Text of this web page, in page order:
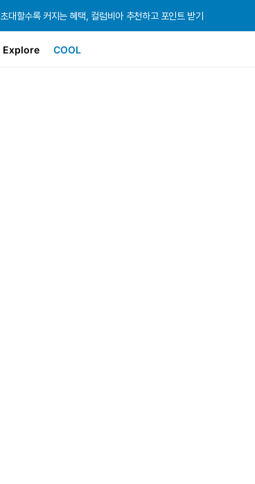
초대할수록 커지는 혜택, 컬럼비아 추천하고 포인트 받기
초대할수록 커지는 혜택, 컬럼비아 추천하고 포인트 받기
초대할수록 커지는 혜택, 컬럼비아 추천하고 포인트 받기
Explore COOL